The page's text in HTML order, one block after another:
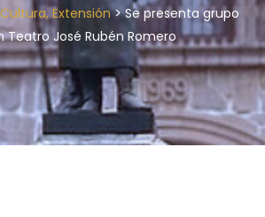
Cultura, Extensión>Se presenta grupo
José Rubén Romero